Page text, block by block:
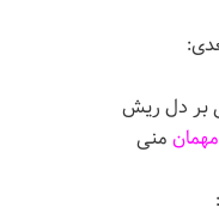
بر دل ریش
مهمان منی